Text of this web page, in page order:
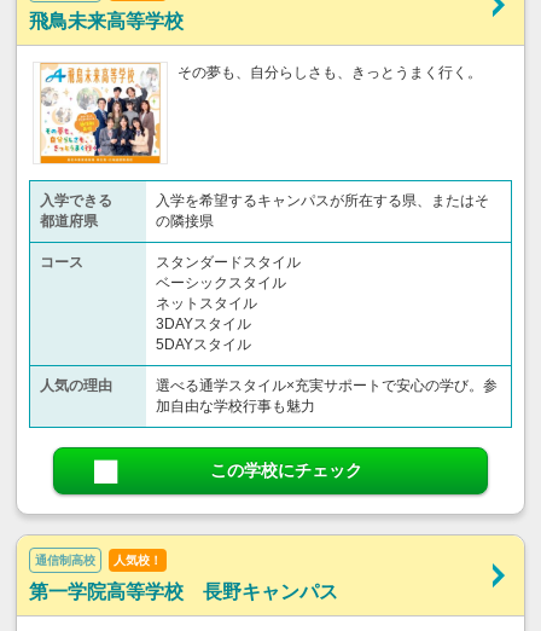
飛鳥未来高等学校
その夢も、自分らしさも、きっとうまく行く。
入学できる
都道府県
入学を希望するキャンパスが所在する県、またはそ
の隣接県
コース
スタンダードスタイル
ベーシックスタイル
ネットスタイル
3DAYスタイル
5DAYスタイル
人気の理由
選べる通学スタイル×充実サポートで安心の学び。参
加自由な学校行事も魅力
この学校にチェック
通信制高校 人気校！
第一学院高等学校 長野キャンパス